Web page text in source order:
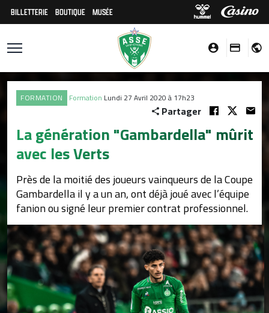
BILLETTERIE BOUTIQUE MUSÉE
FORMATION Formation Lundi 27 Avril 2020 à 17h23
Partager
La génération "Gambardella" mûrit
avec les Verts
Près de la moitié des joueurs vainqueurs de la Coupe
Gambardella il y a un an, ont déjà joué avec l’équipe
fanion ou signé leur premier contrat professionnel.